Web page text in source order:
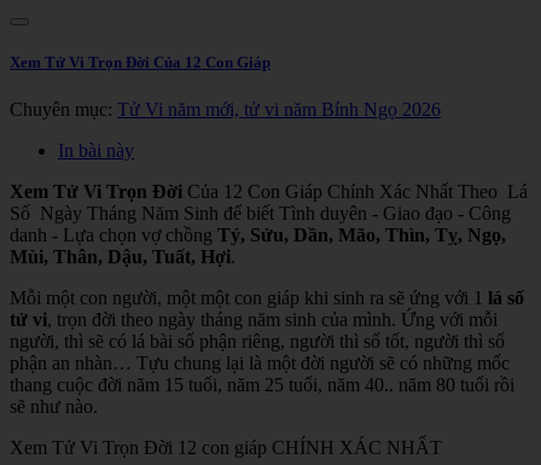
Xem Tử Vi Trọn Đời Của 12 Con Giáp
Chuyên mục: Tử Vi năm mới, tử vi năm Bính Ngọ 2026
In bài này
Xem Tử Vi Trọn Đời Của 12 Con Giáp Chính Xác Nhất Theo Lá
Số Ngày Tháng Năm Sinh để biết Tình duyên - Giao đạo - Công
danh - Lựa chọn vợ chồng Tý, Sửu, Dần, Mão, Thìn, Tỵ, Ngọ,
Mùi, Thân, Dậu, Tuất, Hợi.
Mỗi một con người, một một con giáp khi sinh ra sẽ ứng với 1 lá số
tử vi, trọn đời theo ngày tháng năm sinh của mình. Ứng với mỗi
người, thì sẽ có lá bài số phận riêng, người thì số tốt, người thì số
phận an nhàn… Tựu chung lại là một đời người sẽ có những mốc
thang cuộc đời năm 15 tuổi, năm 25 tuổi, năm 40.. năm 80 tuổi rồi
sẽ như nào.
Xem Tử Vi Trọn Đời 12 con giáp CHÍNH XÁC NHẤT